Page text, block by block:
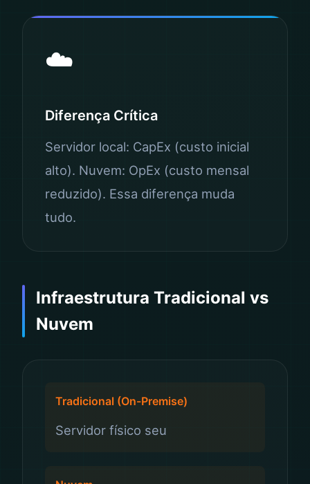
☁️
Diferença Crítica
Servidor local: CapEx (custo inicial
alto). Nuvem: OpEx (custo mensal
reduzido). Essa diferença muda
tudo.
Infraestrutura Tradicional vs
Nuvem
Tradicional (On-Premise)
Servidor físico seu